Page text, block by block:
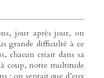
jour après jour, on
grande difficulté à ce
chacun criait dans sa
coup, notre multitude